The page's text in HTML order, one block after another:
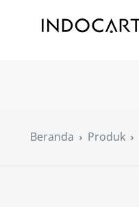
Beranda Produk